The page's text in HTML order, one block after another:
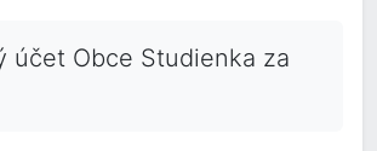
účet Obce Studienka za